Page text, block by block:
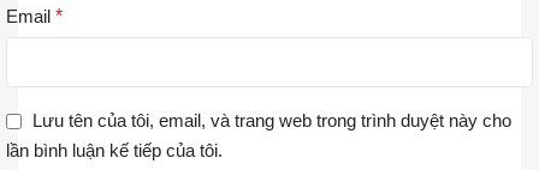
Email *
Lưu tên của tôi, email, và trang web trong trình duyệt này cho
lần bình luận kế tiếp của tôi.